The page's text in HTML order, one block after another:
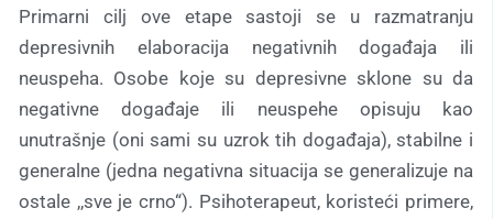
Primarni cilj ove etape sastoji se u razmatranju
depresivnih elaboracija negativnih događaja ili
neuspeha. Osobe koje su depresivne sklone su da
negativne događaje ili neuspehe opisuju kao
unutrašnje (oni sami su uzrok tih događaja), stabilne i
generalne (jedna negativna situacija se generalizuje na
ostale ,,sve je crno“). Psihoterapeut, koristeći primere,